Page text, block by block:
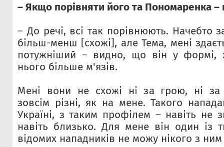
– Якщо порівняти його та Пономаренка
– До речі, всі так порівнюють. Начебто
більш-менш [схожі], але Тема, мені
потужніший – видно, що він у формі,
нього більше м'язів.
Мені вони не схожі ні за грою, ні за
зовсім різні, як на мене. Такого
Україні, з таким профілем – навіть не
навіть близько. Для мене він один із
відомих нападників не можу нікого з ним